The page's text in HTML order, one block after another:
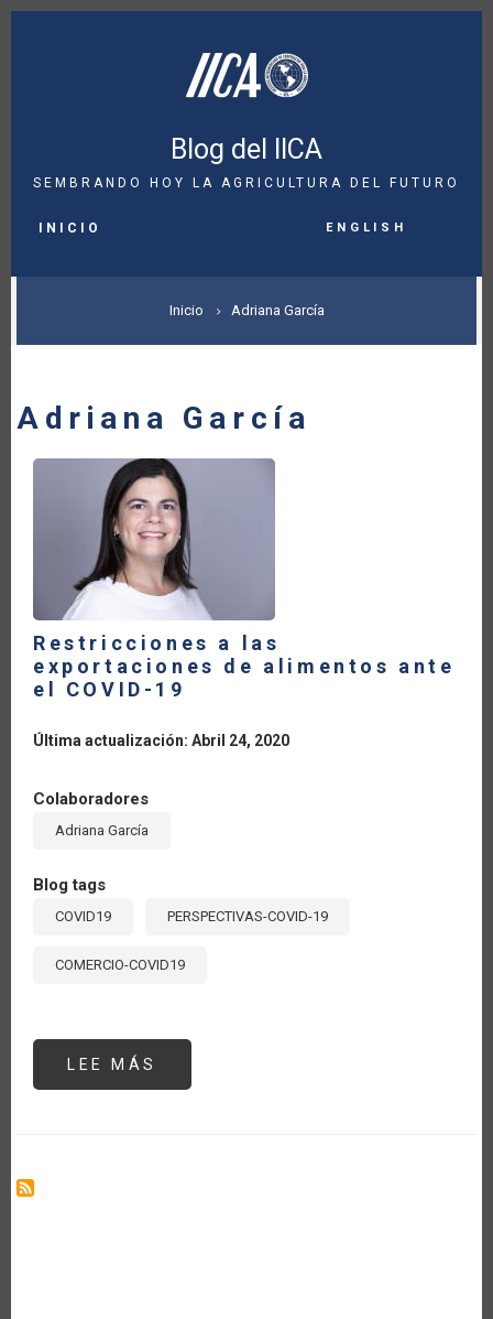
Pasar
Blog del IICA
SEMBRANDO HOY LA AGRICULTURA DEL FUTURO
NAVIGATION
INICIO English
SOBRESCRIBIR
ENLACES
AYUDA
NAVEGACIÓN
Inicio Adriana García
Adriana García
Restricciones a las
exportaciones de alimentos ante
el COVID-19
Última actualización: Abril 24, 2020
Colaboradores
Adriana García
Blog tags
COVID19 PERSPECTIVAS-COVID-19
COMERCIO-COVID19
LEE MÁS
A